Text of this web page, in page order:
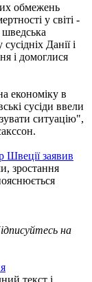
обмежень
у світі -
шведська
Данії і
і домоглися
економіку в
сусіди ввели
ситуацію",
Швеції заявив
зростання
на
текст і